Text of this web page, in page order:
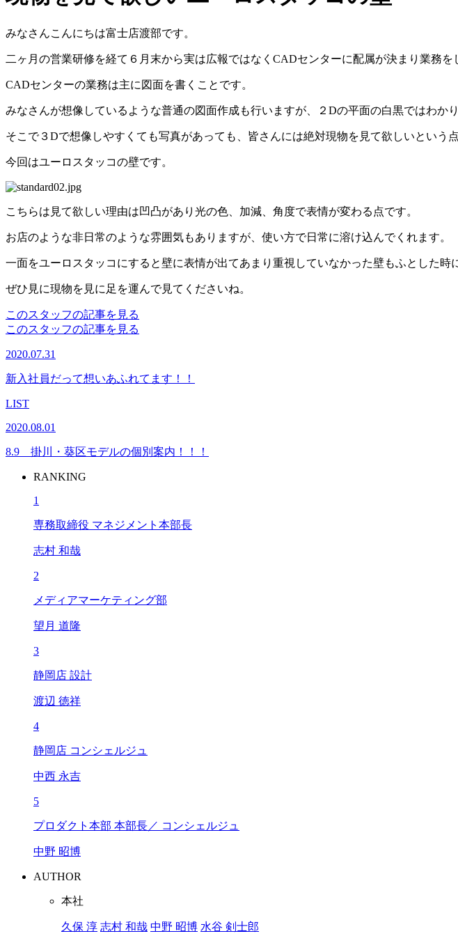
みなさんこんにちは富士店渡部です。
二ヶ月の営業研修を経て６月末から実は広報ではなくCADセンターに配属が決まり業務を
CADセンターの業務は主に図面を書くことです。
みなさんが想像しているような普通の図面作成も行いますが、２Dの平面の白黒ではわか
そこで３Dで想像しやすくても写真があっても、皆さんには絶対現物を見て欲しいという
今回はユーロスタッコの壁です。
こちらは見て欲しい理由は凹凸があり光の色、加減、角度で表情が変わる点です。
お店のような非日常のような雰囲気もありますが、使い方で日常に溶け込んでくれます。
一面をユーロスタッコにすると壁に表情が出てあまり重視していなかった壁もふとした時
ぜひ見に現物を見に足を運んで見てくださいね。
このスタッフの記事を見る
このスタッフの記事を見る
2020.07.31
新入社員だって想いあふれてます！！
LIST
2020.08.01
8.9 掛川・葵区モデルの個別案内！！！
RANKING
1
専務取締役 マネジメント本部長
志村 和哉
2
メディアマーケティング部
望月 道隆
3
静岡店 設計
渡辺 徳祥
4
静岡店 コンシェルジュ
中西 永吉
5
プロダクト本部 本部長／ コンシェルジュ
中野 昭博
AUTHOR
本社
久保 淳 志村 和哉 中野 昭博 水谷 剣士郎